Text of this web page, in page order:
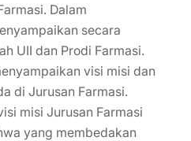
Dalam
secara
UII dan Prodi Farmasi.
visi misi dan
di Jurusan Farmasi.
misi Jurusan Farmasi
yang membedakan